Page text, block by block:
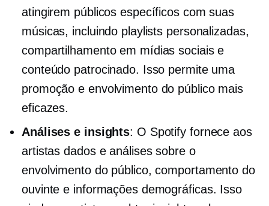
atingirem públicos específicos com suas
músicas, incluindo playlists personalizadas,
compartilhamento em mídias sociais e
conteúdo patrocinado. Isso permite uma
promoção e envolvimento do público mais
eficazes.
Análises e insights: O Spotify fornece aos
artistas dados e análises sobre o
envolvimento do público, comportamento do
ouvinte e informações demográficas. Isso